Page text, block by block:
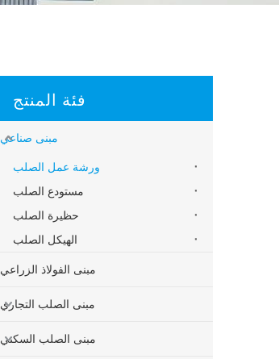
فئة المنتج
مبنى صناعي
ورشة عمل الصلب
مستودع الصلب
حظيرة الصلب
الهيكل الصلب
مبنى الفولاذ الزراعي
مبنى الصلب التجاري
مبنى الصلب السكني